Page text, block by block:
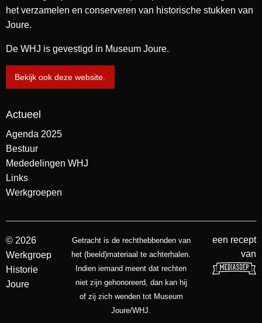
het verzamelen en conserveren van historische stukken van
Joure.
De WHJ is gevestigd in Museum Joure.
Bekijk ook deze website.
Actueel
Agenda 2025
Bestuur
Mededelingen WHJ
Links
Werkgroepen
© 2026
Werkgroep
Historie
Joure
Getracht is de rechthebbenden van
het (beeld)materiaal te achterhalen.
Indien iemand meent dat rechten
niet zijn gehonoreerd, dan kan hij
of zij zich wenden tot Museum
Joure/WHJ.
een recept
van